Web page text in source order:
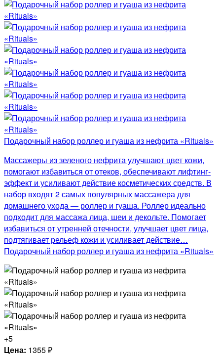
Подарочный набор роллер и гуаша из нефрита «Rituals»
Массажеры из зеленого нефрита улучшают цвет кожи,
помогают избавиться от отеков, обеспечивают лифтинг-
эффект и усиливают действие косметических средств. В
набор входят 2 самых популярных массажера для
домашнего ухода — роллер и гуаша. Роллер идеально
подходит для массажа лица, шеи и декольте. Помогает
избавиться от утренней отечности, улучшает цвет лица,
подтягивает рельеф кожи и усиливает действие…
Подарочный набор роллер и гуаша из нефрита «Rituals»
+5
Цена: 1355₽